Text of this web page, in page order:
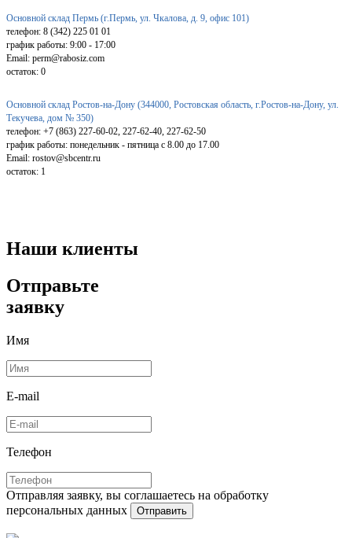
Основной склад Пермь (г.Пермь, ул. Чкалова, д. 9, офис 101)
телефон: 8 (342) 225 01 01
график работы: 9:00 - 17:00
Email: perm@rabosiz.com
остаток: 0
Основной склад Ростов-на-Дону (344000, Ростовская область, г.Ростов-на-Дону, ул.
Текучева, дом № 350)
телефон: +7 (863) 227-60-02, 227-62-40, 227-62-50
график работы: понедельник - пятница с 8.00 до 17.00
Email: rostov@sbcentr.ru
остаток: 1
Наши клиенты
Отправьте
заявку
Имя
E-mail
Телефон
Отправляя заявку, вы соглашаетесь на обработку
персональных данных
Отправить